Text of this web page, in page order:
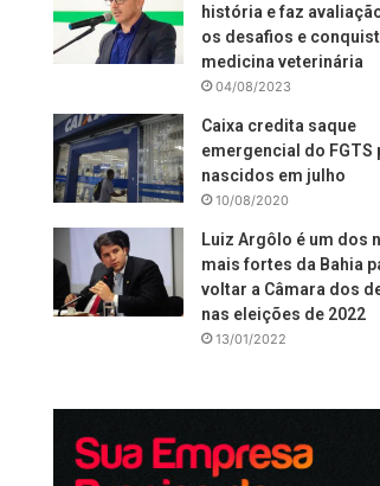
história e faz
os desafios e
medicina veterinária
04/08/2023
Caixa credita saque
emergencial do FGTS
nascidos em julho
10/08/2020
Luiz Argôlo é um dos
mais fortes da Bahia
voltar a Câmara dos
nas eleições de 2022
13/01/2022